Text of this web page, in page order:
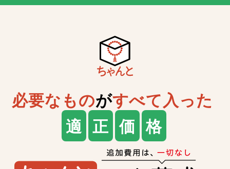
必要なものがすべて入った
適 正 価 格